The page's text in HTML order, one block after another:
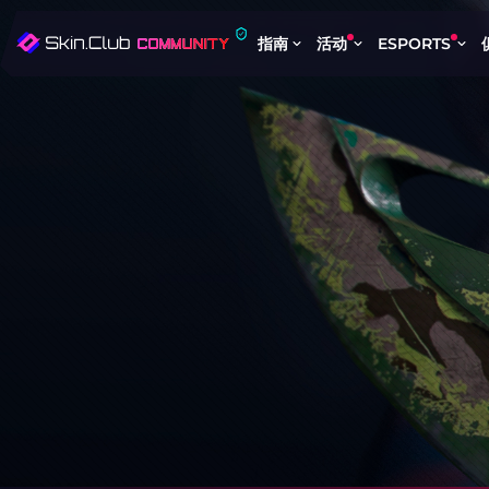
指南 活动 ESPORTS